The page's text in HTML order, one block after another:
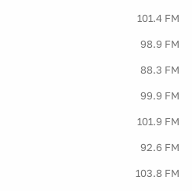
101.4 FM
98.9 FM
88.3 FM
99.9 FM
101.9 FM
92.6 FM
103.8 FM